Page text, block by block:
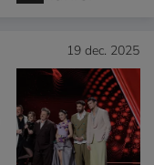
19 dec. 2025